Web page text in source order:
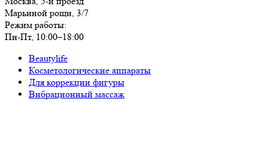
Марьиной рощи, 3/7
Режим работы:
Пн-Пт, 10:00–18:00
Beautylife
Косметологические аппараты
Для коррекции фигуры
Вибрационный массаж